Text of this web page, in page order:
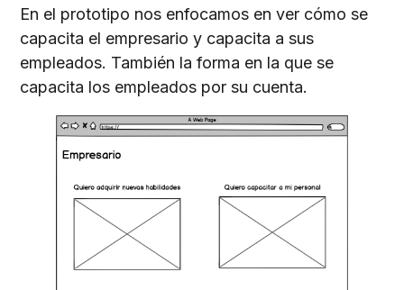
En el prototipo nos enfocamos en ver cómo se
capacita el empresario y capacita a sus
empleados. También la forma en la que se
capacita los empleados por su cuenta.